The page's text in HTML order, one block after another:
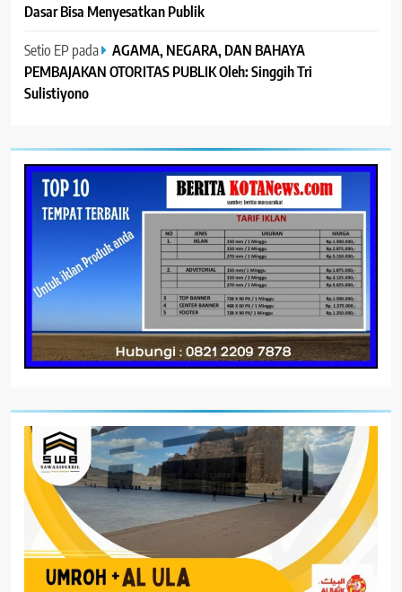
Dasar Bisa Menyesatkan Publik
Setio EP pada
AGAMA, NEGARA, DAN BAHAYA
PEMBAJAKAN OTORITAS PUBLIK Oleh: Singgih Tri
Sulistiyono